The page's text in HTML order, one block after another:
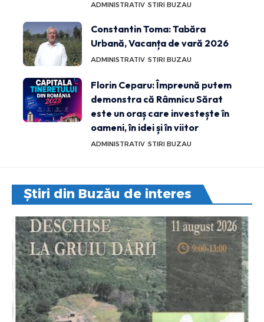
ADMINISTRATIV STIRI BUZAU
Constantin Toma: Tabăra
Urbană, Vacanța de vară 2026
ADMINISTRATIV STIRI BUZAU
Florin Ceparu: Împreună putem
demonstra că Râmnicu Sărat
este un oraș care investește în
oameni, în idei și în viitor
ADMINISTRATIV STIRI BUZAU
Știri din Buzău de interes